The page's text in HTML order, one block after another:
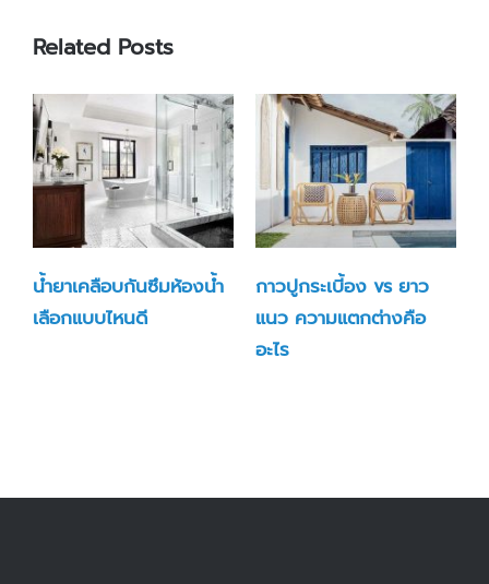
Related Posts
น้ำยาเคลือบกันซึมห้องน้ำ
เลือกแบบไหนดี
กาวปูกระเบี้อง vs ยาว
แนว ความแตกต่างคือ
อะไร